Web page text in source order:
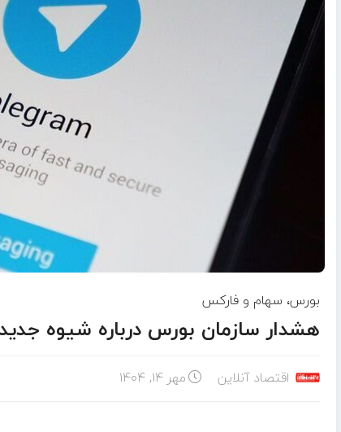
بورس، سهام و فارکس
هشدار سازمان بورس درباره شیوه جدید
اقتصاد آنلاین مهر ۱۴, ۱۴۰۴